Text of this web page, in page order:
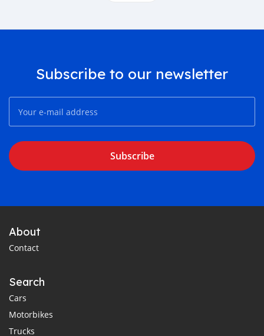
Subscribe to our newsletter
Subscribe
About
Contact
Search
Cars
Motorbikes
Trucks